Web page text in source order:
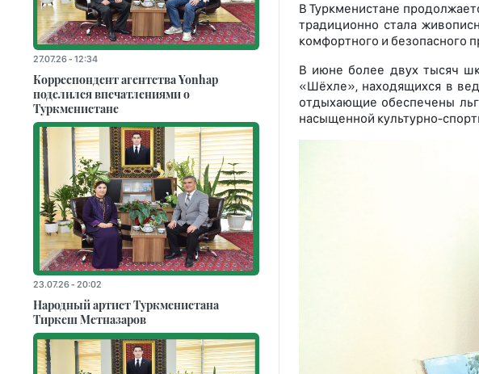
В Туркменистане
традиционно стала
комфортного и безопасного
В июне более двух тысяч
«Шёхле», находящихся в
отдыхающие обеспечены
насыщенной культурно-
27.07.26 - 12:34
Корреспондент агентства Yonhap
поделился впечатлениями о
Туркменистане
23.07.26 - 20:02
Народный артист Туркменистана
Тиркеш Мeтназаров